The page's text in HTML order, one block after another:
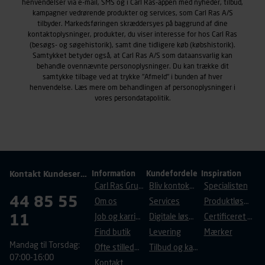
Markedsføringscookies
Carl Ras anvender markedsføringscookies med det
formål at spore besøgende på vores hjemmeside og
apps med henblik på markedsføring, herunder vise
annoncer, der er relevante (profilering). Til dette formål
behandles der personoplysninger om brugen af vores
platforme (hjemmeside og app), herunder færden på
indeholder yderligere information om behandling af
henvendelser via e-mail, SMS og i Carl Ras-appen med nyheder, tilbud,
kampagner vedrørende produkter og services, som Carl Ras A/S
tilbyder. Markedsføringen skræddersyes på baggrund af dine
kontaktoplysninger, produkter, du viser interesse for hos Carl Ras
(besøgs- og søgehistorik), samt dine tidligere køb (købshistorik).
Samtykket betyder også, at Carl Ras A/S som dataansvarlig kan
behandle ovennævnte personoplysninger. Du kan trække dit
samtykke tilbage ved at trykke "Afmeld" i bunden af hver
henvendelse. Læs mere om behandlingen af personoplysninger i
vores persondatapolitik.
Kontakt Kundeservice
44 85 55
11
Mandag til Torsdag:
07:00-16:00
Information
Carl Ras Gruppen
Om os
Job og karriere
Find butik
Ofte stillede spørgsmål
Kontakt
Kundefordele
Bliv kontokunde
Services
Digitale løsninger
Levering
Tilbud og kampagner
Inspiration
Specialisten
Produktløsninger
Certificeret byggeri
Mærker